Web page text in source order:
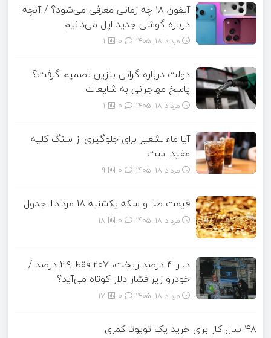
آیفون ۱۸ چه زمانی معرفی می‌شود؟ / آنچه
درباره گوشی جدید اپل می‌دانیم
مرداد ۱۸, ۱۴۰۵ 1
دولت درباره گرانی بنزین تصمیم گرفت؟
پاسخ مهاجرانی به شایعات
مرداد ۱۸, ۱۴۰۵ 1
آیا ماءالشعیر برای جلوگیری از سنگ کلیه
مفید است
مرداد ۱۸, ۱۴۰۵ 9
قیمت طلا و سکه یکشنبه 18 مرداد+ جدول
مرداد ۱۸, ۱۴۰۵ 18
دلار ۴ درصد ریخت، ۲۰۷ فقط ۲.۹ درصد /
خودرو زیر فشار دلار کوتاه می‌آید؟
مرداد ۱۸, ۱۴۰۵ 17
۴۸ سال کار برای خرید یک تویوتا کمری